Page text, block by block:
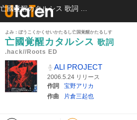
よみ：ぼうこくかくせいかたるし亡国覚醒かたるしす
亡國覚醒カタルシス 歌詞
.hack//Roots ED
ALI PROJECT
2006.5.24 リリース
作詞
宝野アリカ
作曲
片倉三起也